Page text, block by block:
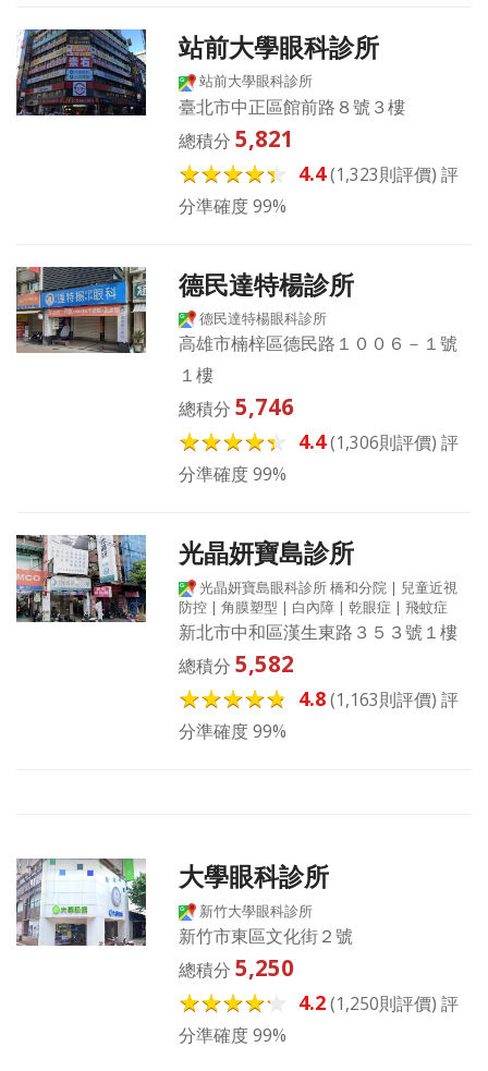
站前大學眼科診所
站前大學眼科診所
臺北市中正區館前路８號３樓
總積分5,821
4.4(1,323則評價) 評
分準確度 99%
德民達特楊診所
德民達特楊眼科診所
高雄市楠梓區德民路１００６－１號
１樓
總積分5,746
4.4(1,306則評價) 評
分準確度 99%
光晶妍寶島診所
光晶妍寶島眼科診所 橋和分院 | 兒童近視
防控 | 角膜塑型 | 白內障 | 乾眼症 | 飛蚊症
新北市中和區漢生東路３５３號１樓
總積分5,582
4.8(1,163則評價) 評
分準確度 99%
大學眼科診所
新竹大學眼科診所
新竹市東區文化街２號
總積分5,250
4.2(1,250則評價) 評
分準確度 99%